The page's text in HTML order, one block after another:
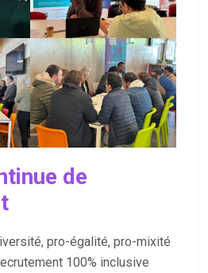
de
pro-égalité, pro-mixité
100% inclusive